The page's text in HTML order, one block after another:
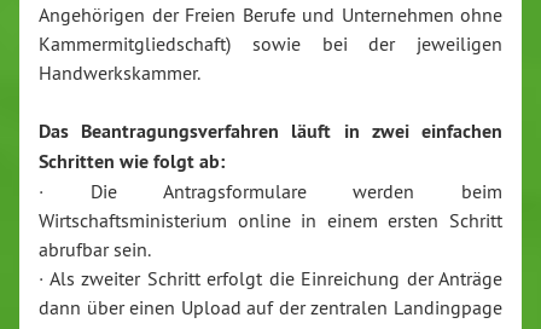
Angehörigen der Freien Berufe und Unternehmen ohne
Kammermitgliedschaft) sowie bei der jeweiligen
Handwerkskammer.
Das Beantragungsverfahren läuft in zwei einfachen
Schritten wie folgt ab:
· Die Antragsformulare werden beim
Wirtschaftsministerium online in einem ersten Schritt
abrufbar sein.
· Als zweiter Schritt erfolgt die Einreichung der Anträge
dann über einen Upload auf der zentralen Landingpage